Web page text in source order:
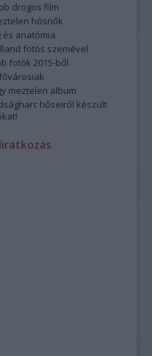
drogos film
hősnők
anatómia
fotós szemével
fotók 2015-ből
meztelen album
hőseiről készült